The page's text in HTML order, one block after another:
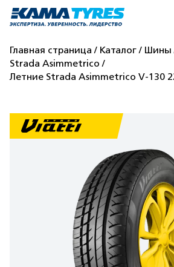
Главная страница Каталог Шины
Strada Asimmetrico
Летние Strada Asimmetrico V-130